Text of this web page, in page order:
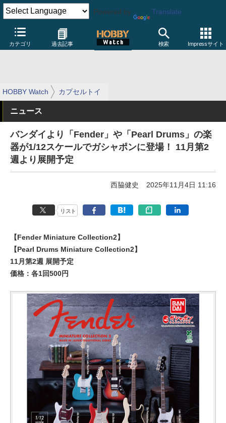
Powered by Translate
カテゴリ 過去記事 検索 Impressサイト
HOBBY Watch カプセルトイ
ニュース
バンダイより「Fender」や「Pearl Drums」の楽
器が1/12スケールでガシャポンに登場！ 11月第2
週より展開予定
西脇健史 2025年11月4日 11:16
リスト
【Fender Miniature Collection2】
【Pearl Drums Miniature Collection2】
11月第2週 展開予定
価格：各1回500円